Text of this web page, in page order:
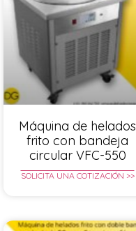
Máquina de helados
frito con bandeja
circular VFC-550
SOLICITA UNA COTIZACIÓN >>